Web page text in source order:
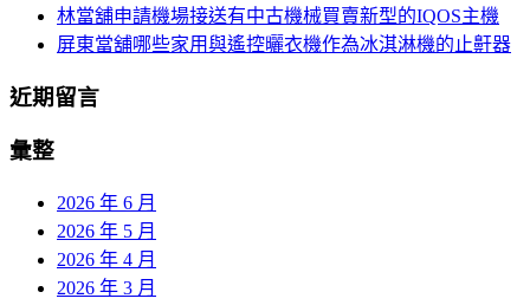
林當舖申請機場接送有中古機械買賣新型的IQOS主機
屏東當舖哪些家用與遙控曬衣機作為冰淇淋機的止鼾器
近期留言
彙整
2026 年 6 月
2026 年 5 月
2026 年 4 月
2026 年 3 月